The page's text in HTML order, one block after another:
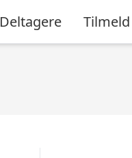
Deltagere Tilmeld